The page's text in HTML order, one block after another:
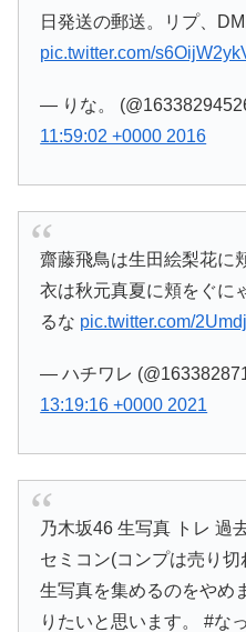
日発送の郵送。リプ、
pic.twitter.com/
— りな。
11:59:02 +0000 2016
齋藤飛鳥は生田絵梨花に
衣は秋元真夏に頬をぐに
るな pic.twitter.com/
— ハチワレ
13:19:16 +0000 2021
乃木坂46 生写真 トレ 過
セミコン(コンプは売り
生写真を集めるのをやめ
りたいと思います。 #な